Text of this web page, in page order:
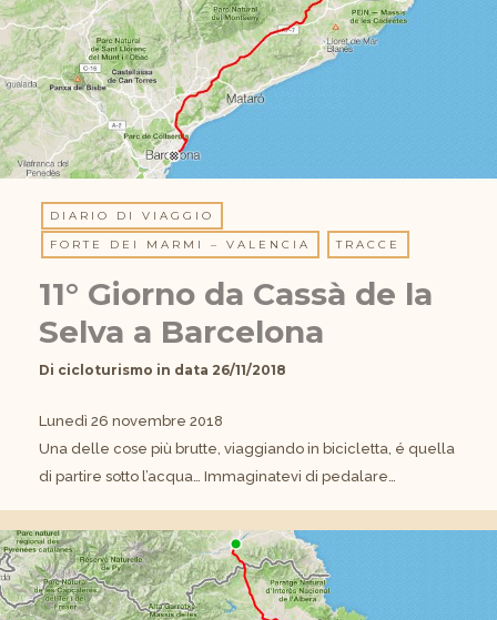
DIARIO DI VIAGGIO
FORTE DEI MARMI – VALENCIA
TRACCE
11° Giorno da Cassà de la
Selva a Barcelona
Di cicloturismo in data 26/11/2018
Lunedì 26 novembre 2018
Una delle cose più brutte, viaggiando in bicicletta, é quella
di partire sotto l’acqua… Immaginatevi di pedalare…